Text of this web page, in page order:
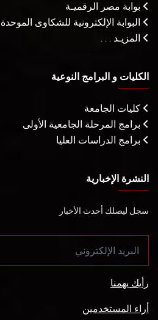
بوابة مصر الرقميـة
البوابة الإلكترونية للشكاوى الموحدة
المزيـد . . .
الكليات و البرامج النوعية
كليات الجامعة
برامج المرحلة الجامعية الأولى
برامج الدراسات العليا
النشرة الإخبارية
سجل ليصلك أحدث الأخبار
رأيك يهمنا
أراء المستخدمين